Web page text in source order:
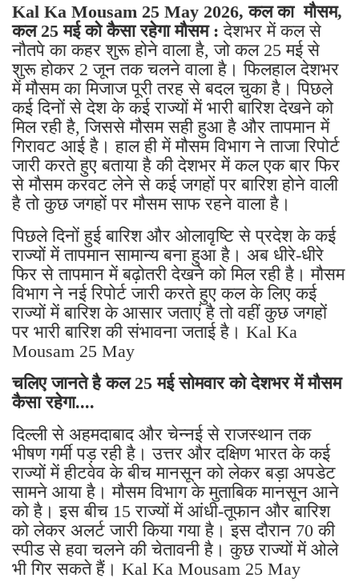
Kal Ka Mousam 25 May 2026, कल का मौसम,
कल 25 मई को कैसा रहेगा मौसम : देशभर में कल से
नौतपे का कहर शुरू होने वाला है, जो कल 25 मई से
शुरू होकर 2 जून तक चलने वाला है। फिलहाल देशभर
में मौसम का मिजाज पूरी तरह से बदल चुका है। पिछले
कई दिनों से देश के कई राज्यों में भारी बारिश देखने को
मिल रही है, जिससे मौसम सही हुआ है और तापमान में
गिरावट आई है। हाल ही में मौसम विभाग ने ताजा रिपोर्ट
जारी करते हुए बताया है की देशभर में कल एक बार फिर
से मौसम करवट लेने से कई जगहों पर बारिश होने वाली
है तो कुछ जगहों पर मौसम साफ रहने वाला है।
पिछले दिनों हुई बारिश और ओलावृष्टि से प्रदेश के कई
राज्यों में तापमान सामान्य बना हुआ है। अब धीरे-धीरे
फिर से तापमान में बढ़ोतरी देखने को मिल रही है। मौसम
विभाग ने नई रिपोर्ट जारी करते हुए कल के लिए कई
राज्यों में बारिश के आसार जताएं है तो वहीं कुछ जगहों
पर भारी बारिश की संभावना जताई है। Kal Ka
Mousam 25 May
चलिए जानते है कल 25 मई सोमवार को देशभर में मौसम
कैसा रहेगा....
दिल्ली से अहमदाबाद और चेन्नई से राजस्थान तक
भीषण गर्मी पड़ रही है। उत्तर और दक्षिण भारत के कई
राज्यों में हीटवेव के बीच मानसून को लेकर बड़ा अपडेट
सामने आया है। मौसम विभाग के मुताबिक मानसून आने
को है। इस बीच 15 राज्यों में आंधी-तूफान और बारिश
को लेकर अलर्ट जारी किया गया है। इस दौरान 70 की
स्पीड से हवा चलने की चेतावनी है। कुछ राज्यों में ओले
भी गिर सकते हैं। Kal Ka Mousam 25 May